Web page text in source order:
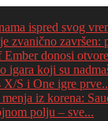
ispred svog
zvanično završen:
donosi
igara koji su
S i One igre
iz korena:
polju – sve...